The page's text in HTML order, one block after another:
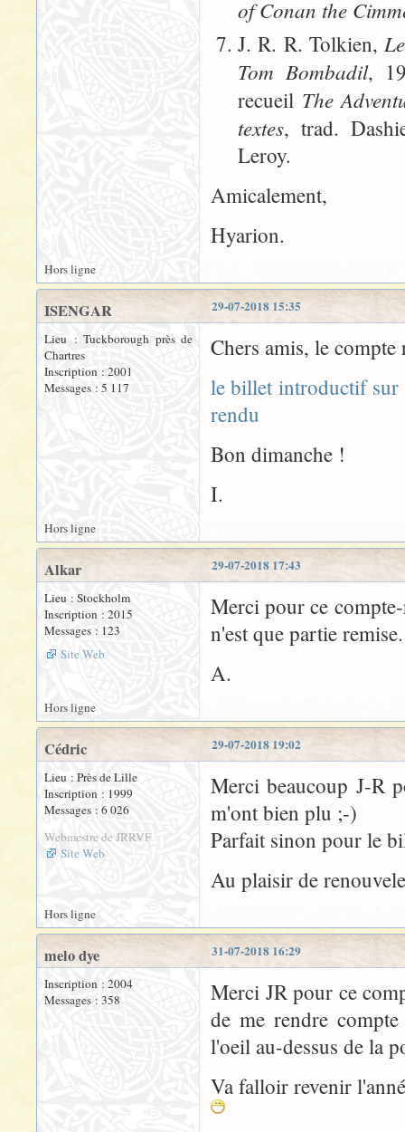
of Conan the
J. R. R. Tolkien,
Tom Bombadil,
recueil The
textes, trad.
Leroy.
Amicalement,
Hyarion.
Hors ligne
29-07-2018 15:35
ISENGAR
Lieu : Tuckborough près de
Chartres
Inscription : 2001
Messages : 5 117
Chers amis, le
le billet introductif sur
rendu
Bon dimanche !
I.
Hors ligne
29-07-2018 17:43
Alkar
Lieu : Stockholm
Inscription : 2015
Messages : 123
Site Web
Merci pour ce
n'est que partie remise.
A.
Hors ligne
29-07-2018 19:02
Cédric
Lieu : Près de Lille
Inscription : 1999
Messages : 6 026
Webmestre de JRRVF
Site Web
Merci beaucoup J-R
m'ont bien plu ;-)
Parfait sinon pour le
Au plaisir de
Hors ligne
31-07-2018 16:29
melo dye
Inscription : 2004
Messages : 358
Merci JR pour ce
de me rendre
l'oeil au-dessus de la
Va falloir revenir